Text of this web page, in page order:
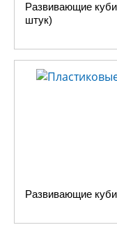
Развивающие
штук)
Развивающие